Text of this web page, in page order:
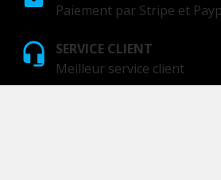
Paiement par Stripe et
SERVICE CLIENT
Meilleur service client